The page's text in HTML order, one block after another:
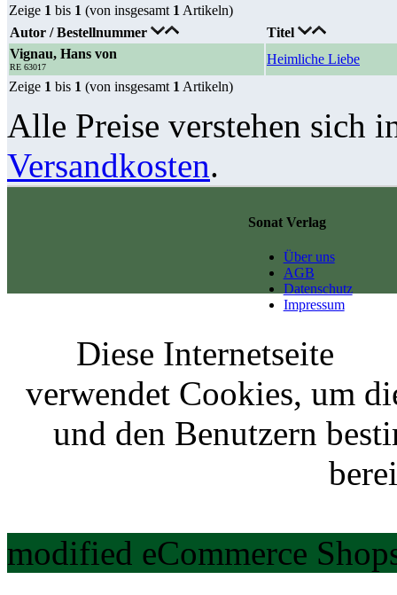
Zeige 1 bis 1 (von insgesamt 1 Artikeln)
Autor / Bestellnummer
Titel
Vignau, Hans von
RE 63017
Heimliche Liebe
Zeige 1 bis 1 (von insgesamt 1 Artikeln)
Alle Preise verstehen sich
Versandkosten.
Sonat Verlag
Über uns
AGB
Datenschutz
Impressum
Diese Internetseite
verwendet Cookies, um
und den Benutzern
modified eCommerce